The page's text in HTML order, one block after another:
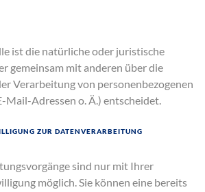
ist die natürliche oder juristische
gemeinsam mit anderen über die
Verarbeitung von personenbezogenen
Mail-Adressen o. Ä.) entscheidet.
zur Datenverarbeitung
sind nur mit Ihrer
möglich. Sie können eine bereits